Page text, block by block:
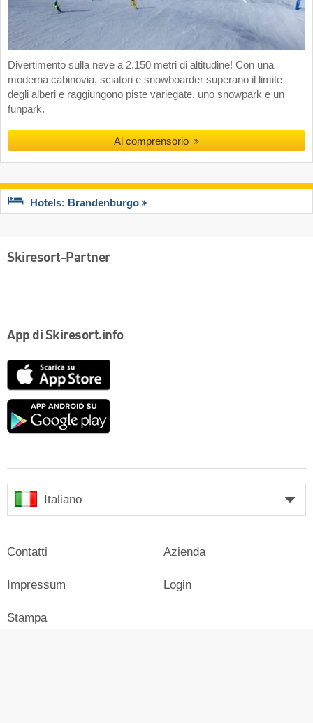
Divertimento sulla neve a 2.150 metri di altitudine! Con una
moderna cabinovia, sciatori e snowboarder superano il limite
degli alberi e raggiungono piste variegate, uno snowpark e un
funpark.
Al comprensorio
Hotels: Brandenburgo
Skiresort-Partner
App di Skiresort.info
Google
Italiano
Contatti
Impressum
Stampa
Azienda
Login